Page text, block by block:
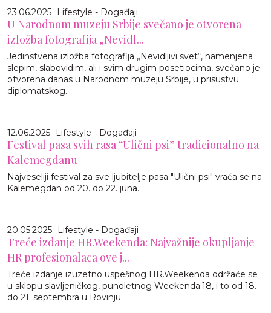
23.06.2025 Lifestyle - Događaji
U Narodnom muzeju Srbije svečano je otvorena
izložba fotografija „Nevidl...
Jedinstvena izložba fotografija „Nevidljivi svet“, namenjena
slepim, slabovidim, ali i svim drugim posetiocima, svečano je
otvorena danas u Narodnom muzeju Srbije, u prisustvu
diplomatskog...
12.06.2025 Lifestyle - Događaji
Festival pasa svih rasa “Ulični psi” tradicionalno na
Kalemegdanu
Najveseliji festival za sve ljubitelje pasa "Ulični psi" vraća se na
Kalemegdan od 20. do 22. juna.
20.05.2025 Lifestyle - Događaji
Treće izdanje HR.Weekenda: Najvažnije okupljanje
HR profesionalaca ove j...
Treće izdanje izuzetno uspešnog HR.Weekenda održaće se
u sklopu slavljeničkog, punoletnog Weekenda.18, i to od 18.
do 21. septembra u Rovinju.